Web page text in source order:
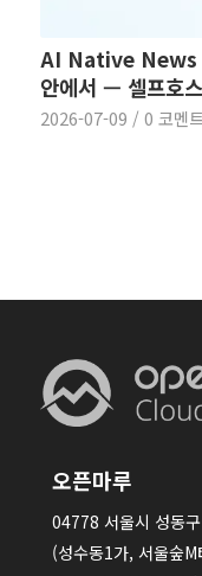
AI Native News
안에서 — 셀프호
2026-07-09 / 0 코멘
오픈마루
04778 서울시 성동
(성수동1가, 서울숲M